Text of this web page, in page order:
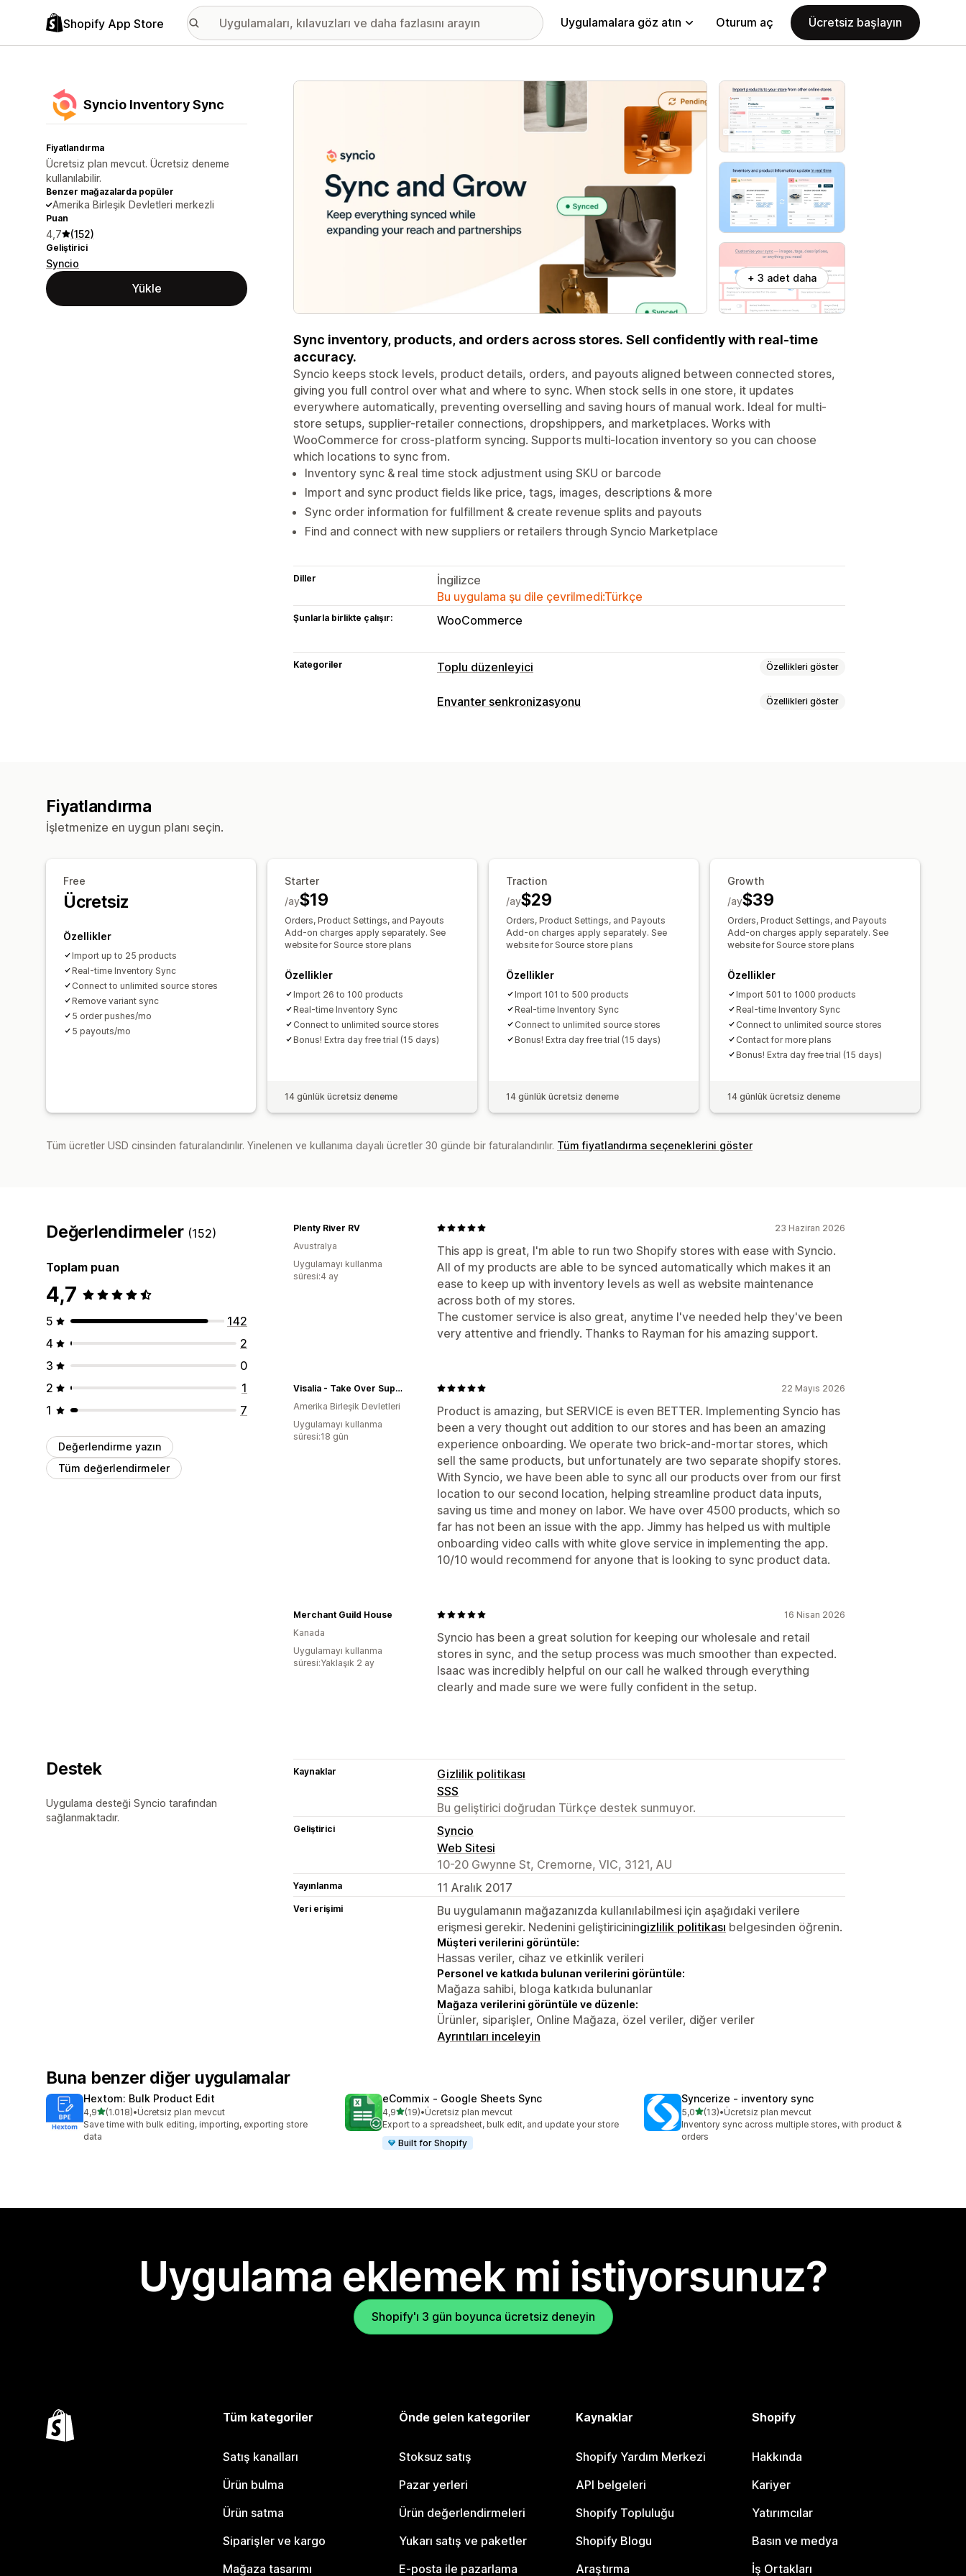
Shopify App Store Uygulamalara göz atın Oturum aç Ücretsiz başlayın
Syncio Inventory Sync
Fiyatlandırma
Ücretsiz plan mevcut. Ücretsiz deneme
kullanılabilir.
Benzer mağazalarda popüler
Amerika Birleşik Devletleri merkezli
Puan
4,7 (152)
Geliştirici
Syncio
Yükle
Öne çıkan görsel galerisi
+ 3 adet daha
Sync inventory, products, and orders across stores. Sell confidently with real-time
accuracy.
Syncio keeps stock levels, product details, orders, and payouts aligned between connected stores,
giving you full control over what and where to sync. When stock sells in one store, it updates
everywhere automatically, preventing overselling and saving hours of manual work. Ideal for multi-
store setups, supplier-retailer connections, dropshippers, and marketplaces. Works with
WooCommerce for cross-platform syncing. Supports multi-location inventory so you can choose
which locations to sync from.
Inventory sync & real time stock adjustment using SKU or barcode
Import and sync product fields like price, tags, images, descriptions & more
Sync order information for fulfillment & create revenue splits and payouts
Find and connect with new suppliers or retailers through Syncio Marketplace
Diller
İngilizce
Bu uygulama şu dile çevrilmedi:Türkçe
Şunlarla birlikte çalışır: WooCommerce
Kategoriler Toplu düzenleyici Özellikleri göster
Düzenlenebilir kaynaklar
Envanter senkronizasyonu Özellikleri göster
Fiyatlandırma
İşletmenize en uygun planı seçin.
Free
Ücretsiz
Özellikler
Import up to 25 products
Real-time Inventory Sync
Connect to unlimited source stores
Remove variant sync
5 order pushes/mo
5 payouts/mo
Starter
$19
/ay
Orders, Product Settings, and Payouts
Add-on charges apply separately. See
website for Source store plans
Özellikler
Import 26 to 100 products
Real-time Inventory Sync
Connect to unlimited source stores
Bonus! Extra day free trial (15 days)
14 günlük ücretsiz deneme
Traction
$29
/ay
Orders, Product Settings, and Payouts
Add-on charges apply separately. See
website for Source store plans
Özellikler
Import 101 to 500 products
Real-time Inventory Sync
Connect to unlimited source stores
Bonus! Extra day free trial (15 days)
14 günlük ücretsiz deneme
Growth
$39
/ay
Orders, Product Settings, and Payouts
Add-on charges apply separately. See
website for Source store plans
Özellikler
Import 501 to 1000 products
Real-time Inventory Sync
Connect to unlimited source stores
Contact for more plans
Bonus! Extra day free trial (15 days)
14 günlük ücretsiz deneme
Tüm ücretler USD cinsinden faturalandırılır. Yinelenen ve kullanıma dayalı ücretler 30 günde bir faturalandırılır. Tüm fiyatlandırma seçeneklerini göster
Değerlendirmeler (152)
Toplam puan
4,7
5
142
4
2
3
0
2
1
1
7
Değerlendirme yazın
Tüm değerlendirmeler
23 Haziran 2026
This app is great, I'm able to run two Shopify stores with ease with Syncio.
All of my products are able to be synced automatically which makes it an
ease to keep up with inventory levels as well as website maintenance
across both of my stores.
The customer service is also great, anytime I've needed help they've been
very attentive and friendly. Thanks to Rayman for his amazing support.
Plenty River RV
Avustralya
Uygulamayı kullanma
süresi:4 ay
22 Mayıs 2026
Product is amazing, but SERVICE is even BETTER. Implementing Syncio has
been a very thought out addition to our stores and has been an amazing
experience onboarding. We operate two brick-and-mortar stores, which
sell the same products, but unfortunately are two separate shopify stores.
With Syncio, we have been able to sync all our products over from our first
location to our second location, helping streamline product data inputs,
saving us time and money on labor. We have over 4500 products, which so
far has not been an issue with the app. Jimmy has helped us with multiple
onboarding video calls with white glove service in implementing the app.
10/10 would recommend for anyone that is looking to sync product data.
Visalia - Take Over Supplies
Amerika Birleşik Devletleri
Uygulamayı kullanma
süresi:18 gün
16 Nisan 2026
Syncio has been a great solution for keeping our wholesale and retail
stores in sync, and the setup process was much smoother than expected.
Isaac was incredibly helpful on our call he walked through everything
clearly and made sure we were fully confident in the setup.
Merchant Guild House
Kanada
Uygulamayı kullanma
süresi:Yaklaşık 2 ay
Destek
Uygulama desteği Syncio tarafından
sağlanmaktadır.
Kaynaklar
Gizlilik politikası
SSS
Bu geliştirici doğrudan Türkçe destek sunmuyor.
Geliştirici
Syncio
Web Sitesi
10-20 Gwynne St, Cremorne, VIC, 3121, AU
Yayınlanma 11 Aralık 2017
Veri erişimi
Bu uygulamanın mağazanızda kullanılabilmesi için aşağıdaki verilere
erişmesi gerekir. Nedenini geliştiriciningizlilik politikası belgesinden öğrenin.
Müşteri verilerini görüntüle:
Hassas veriler, cihaz ve etkinlik verileri
Personel ve katkıda bulunan verilerini görüntüle:
Mağaza sahibi, bloga katkıda bulunanlar
Mağaza verilerini görüntüle ve düzenle:
Ürünler, siparişler, Online Mağaza, özel veriler, diğer veriler
Ayrıntıları inceleyin
Buna benzer diğer uygulamalar
Hextom: Bulk Product Edit
4,95 yıldız üzerinden
(1.018)
toplam 1018 değerlendirme
•Ücretsiz plan mevcut
Save time with bulk editing, importing, exporting store
data
eCommix ‑ Google Sheets Sync
4,95 yıldız üzerinden
(19)
toplam 19 değerlendirme
•Ücretsiz plan mevcut
Export to a spreadsheet, bulk edit, and update your store
Built for Shopify
Syncerize ‑ inventory sync
5,05 yıldız üzerinden
(13)
toplam 13 değerlendirme
•Ücretsiz plan mevcut
Inventory sync across multiple stores, with product &
orders
Uygulama eklemek mi istiyorsunuz?
Shopify'ı 3 gün boyunca ücretsiz deneyin
Tüm kategoriler
Satış kanalları
Ürün bulma
Ürün satma
Siparişler ve kargo
Mağaza tasarımı
Önde gelen kategoriler
Stoksuz satış
Pazar yerleri
Ürün değerlendirmeleri
Yukarı satış ve paketler
E-posta ile pazarlama
Kaynaklar
Shopify Yardım Merkezi
API belgeleri
Shopify Topluluğu
Shopify Blogu
Araştırma
Shopify
Hakkında
Kariyer
Yatırımcılar
Basın ve medya
İş Ortakları